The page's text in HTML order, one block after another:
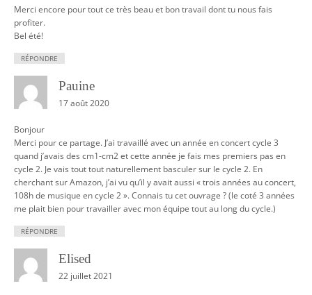
Merci encore pour tout ce très beau et bon travail dont tu nous fais
profiter.
Bel été!
RÉPONDRE
Pauine
17 août 2020
Bonjour
Merci pour ce partage. J’ai travaillé avec un année en concert cycle 3
quand j’avais des cm1-cm2 et cette année je fais mes premiers pas en
cycle 2. Je vais tout tout naturellement basculer sur le cycle 2. En
cherchant sur Amazon, j’ai vu qu’il y avait aussi « trois années au concert,
108h de musique en cycle 2 ». Connais tu cet ouvrage ? (le coté 3 années
me plait bien pour travailler avec mon équipe tout au long du cycle.)
RÉPONDRE
Elised
22 juillet 2021